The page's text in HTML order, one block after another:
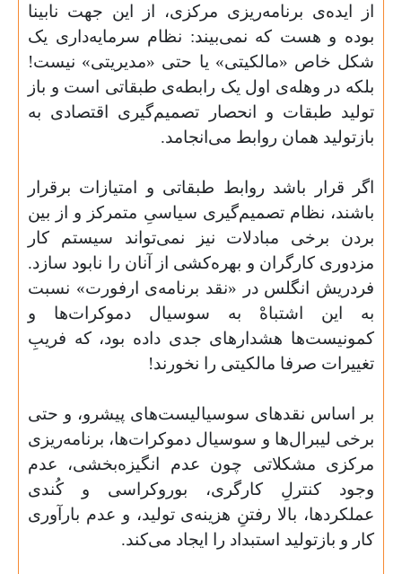
از ایده‌ی برنامه‌ریزی مرکزی، از این جهت نابینا
بوده و هست که نمی‌بیند: نظام سرمایه‌داری یک
شکل خاص «مالکیتی» یا حتی «مدیریتی» نیست!
بلکه در وهله‌ی اول یک رابطه‌ی طبقاتی است و باز
تولید طبقات و انحصار تصمیم‌گیری اقتصادی به
بازتولید همان روابط می‌انجامد.
اگر قرار باشد روابط طبقاتی و امتیازات برقرار
باشند، نظام تصمیم‌گیری سیاسیِ متمرکز و از بین
بردن برخی مبادلات نیز نمی‌تواند سیستم کار
مزدوری کارگران و بهره‌کشی از آنان را نابود سازد.
فردریش انگلس در «نقد برنامه‌ی ارفورت» نسبت
به این اشتباهْ به سوسیال دموکرات‌ها و
کمونیست‌ها هشدارهای جدی داده بود، که فریبِ
تغییرات صرفا مالکیتی را نخورند!
بر اساس نقدهای سوسیالیست‌های پیشرو، و حتی
برخی لیبرال‌ها و سوسیال دموکرات‌ها، برنامه‌ریزی
مرکزی مشکلاتی چون عدم انگیزه‌بخشی، عدم
وجود کنترلِ کارگری، بوروکراسی و کُندی
عملکردها، بالا رفتنِ هزینه‌ی تولید، و عدم بارآوری
کار و بازتولید استبداد را ایجاد می‌کند.